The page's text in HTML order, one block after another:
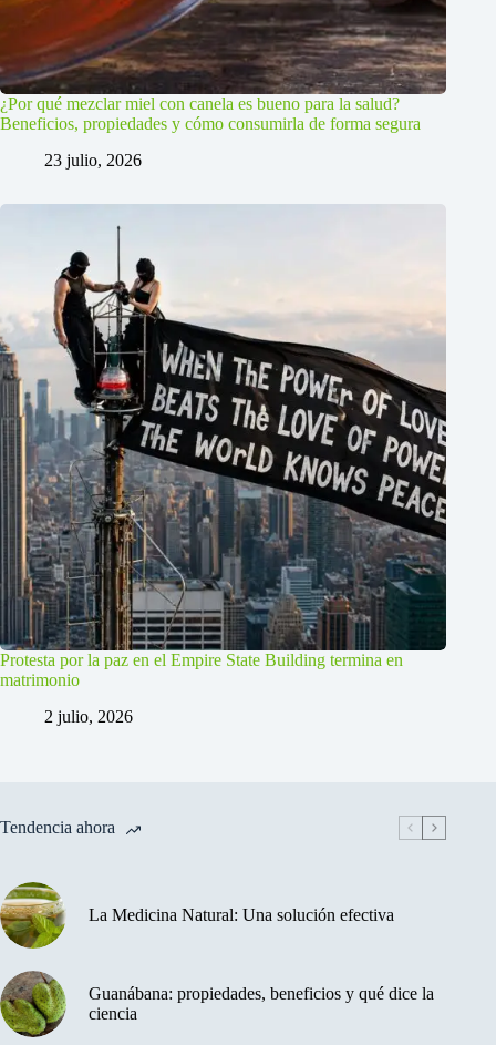
¿Por qué mezclar miel con canela es bueno para la salud?
Beneficios, propiedades y cómo consumirla de forma segura
23 julio, 2026
Protesta por la paz en el Empire State Building termina en
matrimonio
2 julio, 2026
Tendencia ahora
La Medicina Natural: Una solución efectiva
Guanábana: propiedades, beneficios y qué dice la
ciencia